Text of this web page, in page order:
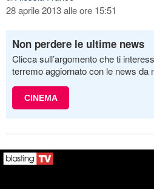
28 aprile 2013 alle ore 15:51
Non perdere le ultime news
Clicca sull’argomento che ti
terremo aggiornato con le news da
CINEMA